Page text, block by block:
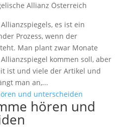
Allianz Österreich
es ist ein
Prozess, wenn der
Man plant zwar Monate
kommen soll, aber
ist und viele der Artikel und
man an,...
hören und